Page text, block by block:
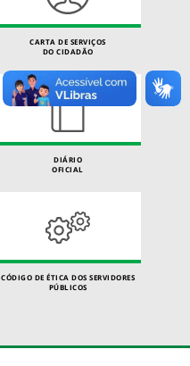
CARTA DE SERVIÇOS
DO CIDADÃO
DIÁRIO
OFICIAL
CÓDIGO DE ÉTICA DOS SERVIDORES
PÚBLICOS